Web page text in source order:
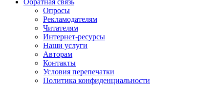
Обратная связь
Опросы
Рекламодателям
Читателям
Интернет-ресурсы
Наши услуги
Авторам
Контакты
Условия перепечатки
Политика конфиденциальности